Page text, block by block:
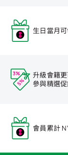
生日當月
升級會籍
參與精選促
會員累計